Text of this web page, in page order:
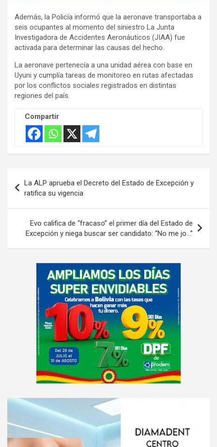
e
r
t
s
e
m
n
Además, la Policía informó que la aeronave transportaba a
seis ocupantes al momento del siniestro La Junta
Investigadora de Accidentes Aeronáuticos (JIAA) fue
activada para determinar las causas del hecho.
La aeronave pertenecía a una unidad aérea con base en
Uyuni y cumplía tareas de monitoreo en rutas afectadas
por los conflictos sociales registrados en distintas
regiones del país.
Compartir
de
entradas
La ALP aprueba el Decreto del Estado de Excepción y
ratifica su vigencia
Evo califica de “fracaso” el primer día del Estado de
Excepción y niega buscar ser candidato: “No me jo…”
e
t
A
v
e